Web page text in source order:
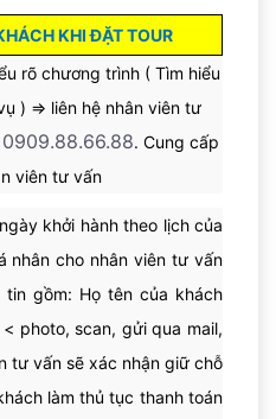
KHI ĐẶT TOUR
rõ chương trình ( Tìm hiểu
) => liên hệ nhân viên tư
0909.88.66.88. Cung cấp
viên tư vấn
khởi hành theo lịch của
nhân cho nhân viên tư vấn
gồm: Họ tên của khách
photo, scan, gửi qua mail,
tư vấn sẽ xác nhận giữ chỗ
làm thủ tục thanh toán